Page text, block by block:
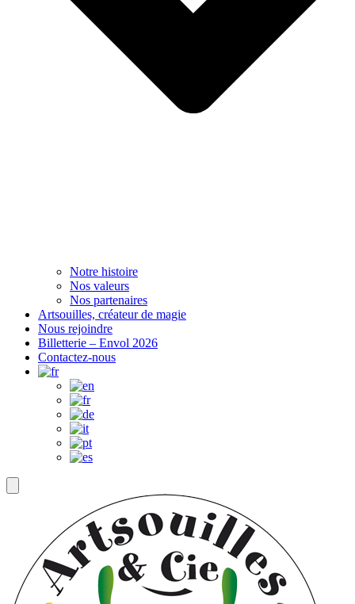
Notre histoire
Nos valeurs
Nos partenaires
Artsouilles, créateur de magie
Nous rejoindre
Billetterie – Envol 2026
Contactez-nous